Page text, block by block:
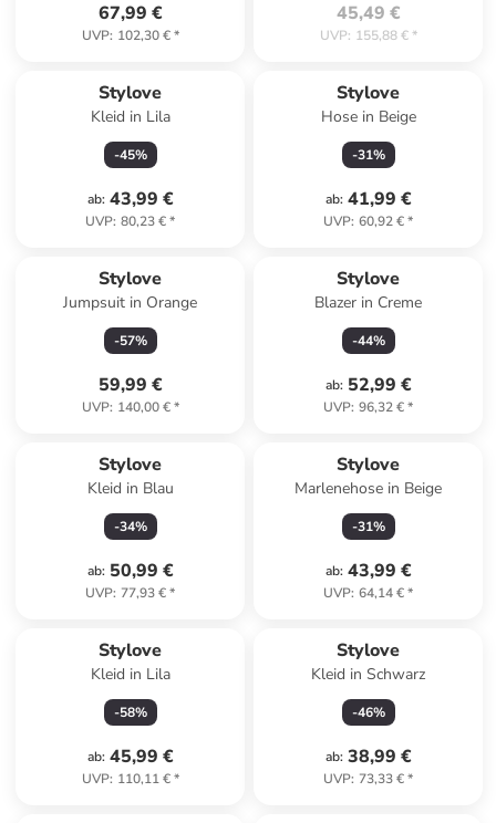
67,99 €
UVP: 102,30 €*
45,49 €
UVP: 155,88 €*
Stylove
Kleid in Lila
-45%
ab: 43,99 €
UVP: 80,23 €*
Stylove
Hose in Beige
-31%
ab: 41,99 €
UVP: 60,92 €*
Stylove
Jumpsuit in Orange
-57%
59,99 €
UVP: 140,00 €*
Stylove
Blazer in Creme
-44%
ab: 52,99 €
UVP: 96,32 €*
Stylove
Kleid in Blau
-34%
ab: 50,99 €
UVP: 77,93 €*
Stylove
Marlenehose in Beige
-31%
ab: 43,99 €
UVP: 64,14 €*
Stylove
Kleid in Lila
-58%
ab: 45,99 €
UVP: 110,11 €*
Stylove
Kleid in Schwarz
-46%
ab: 38,99 €
UVP: 73,33 €*